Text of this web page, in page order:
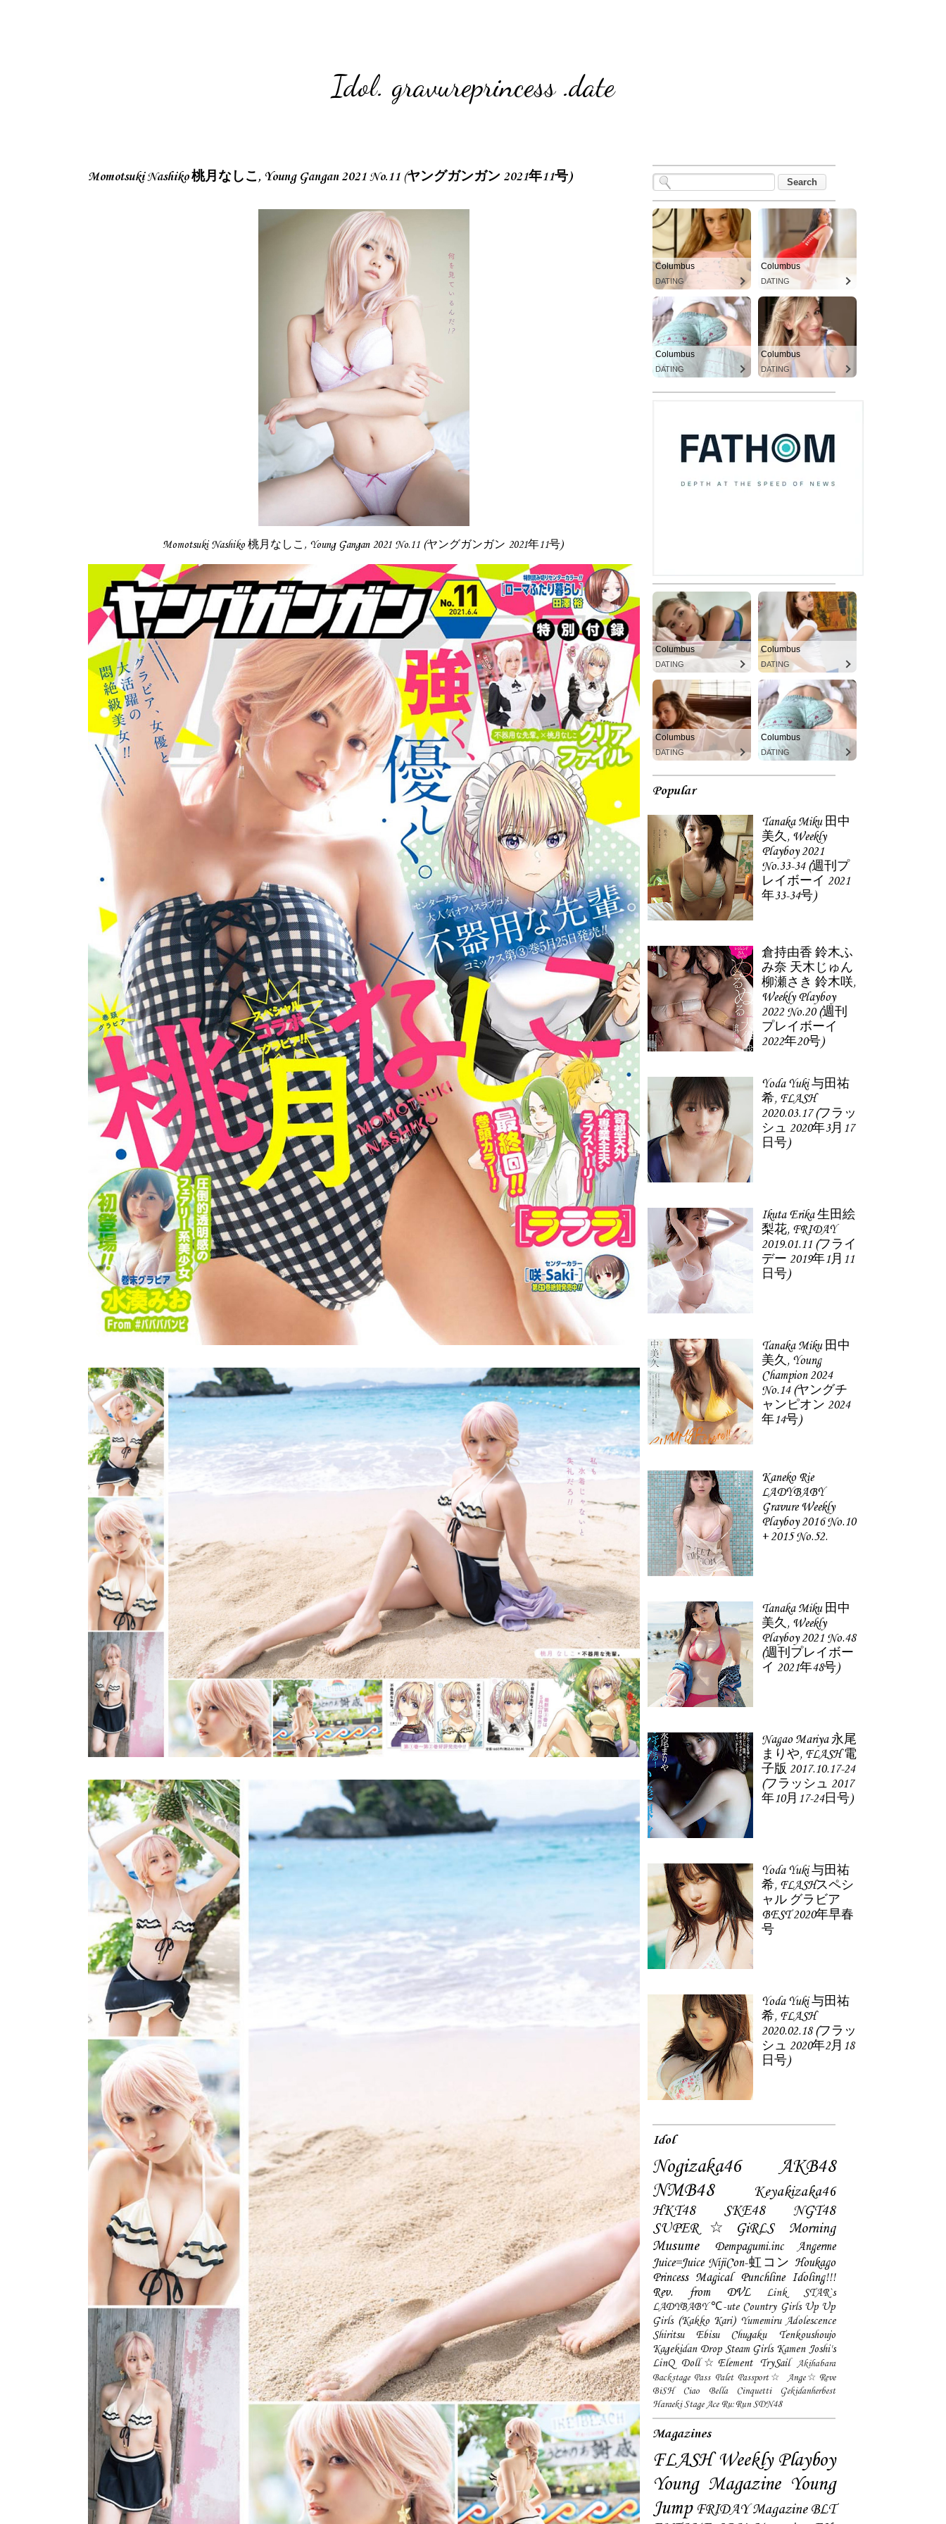
Idol. gravureprincess .date
Momotsuki Nashiko 桃月なしこ, Young Gangan 2021 No.11 (ヤングガンガン 2021年11号)
Momotsuki Nashiko 桃月なしこ, Young Gangan 2021 No.11 (ヤングガンガン 2021年11号)
Columbus
DATING
Columbus
DATING
Columbus
DATING
Columbus
DATING
Columbus
DATING
Columbus
DATING
Columbus
DATING
Columbus
DATING
Popular
Tanaka Miku 田中
美久, Weekly
Playboy 2021
No.33-34 (週刊プ
レイボーイ 2021
年33-34号)
倉持由香 鈴木ふ
み奈 天木じゅん
柳瀬さき 鈴木咲,
Weekly Playboy
2022 No.20 (週刊
プレイボーイ
2022年20号)
Yoda Yuki 与田祐
希, FLASH
2020.03.17 (フラッ
シュ 2020年3月17
日号)
Ikuta Erika 生田絵
梨花, FRIDAY
2019.01.11 (フライ
デー 2019年1月11
日号)
Tanaka Miku 田中
美久, Young
Champion 2024
No.14 (ヤングチ
ャンピオン 2024
年14号)
Kaneko Rie
LADYBABY
Gravure Weekly
Playboy 2016 No.10
+ 2015 No.52.
Tanaka Miku 田中
美久, Weekly
Playboy 2021 No.48
(週刊プレイボー
イ 2021年48号)
Nagao Mariya 永尾
まりや, FLASH 電
子版 2017.10.17-24
(フラッシュ 2017
年10月17-24日号)
Yoda Yuki 与田祐
希, FLASHスペシ
ャル グラビア
BEST 2020年早春
号
Yoda Yuki 与田祐
希, FLASH
2020.02.18 (フラッ
シュ 2020年2月18
日号)
Idol
Nogizaka46
AKB48
NMB48
Keyakizaka46
HKT48
SKE48
NGT48
SUPER☆GiRLS
Morning
Musume
Dempagumi.inc
Angerme
Juice=Juice NijiCon-虹コン Houkago
Princess Magical Punchline Idoling!!!
Rev. from DVL
Link STAR`s
LADYBABY ℃-ute Country Girls Up Up
Girls (Kakko Kari) Yumemiru Adolescence
Shiritsu Ebisu Chugaku
Tenkoushoujo
Kagekidan Drop Steam Girls Kamen Joshi's
LinQ Doll☆Element TrySail
Akihabara
Backstage Pass Palet Passport☆
Ange☆Reve
BiSH
Ciao Bella Cinquetti
Gekidanherbest
Haraeki Stage Ace Ru:Run SDN48
Magazines
FLASH Weekly Playboy
Young Magazine Young
Jump FRIDAY Magazine BLT